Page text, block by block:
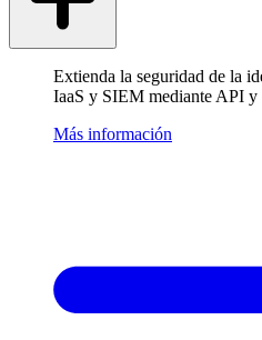
Extienda la seguridad de la
IaaS y SIEM mediante API y
Más información